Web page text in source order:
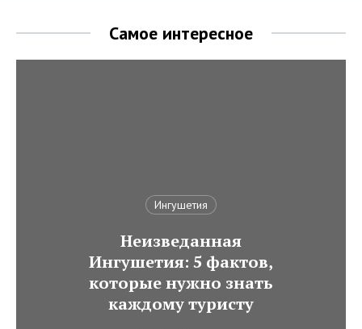
Самое интересное
Ингушетия
Неизведанная
Ингушетия: 5 фактов,
которые нужно знать
каждому туристу